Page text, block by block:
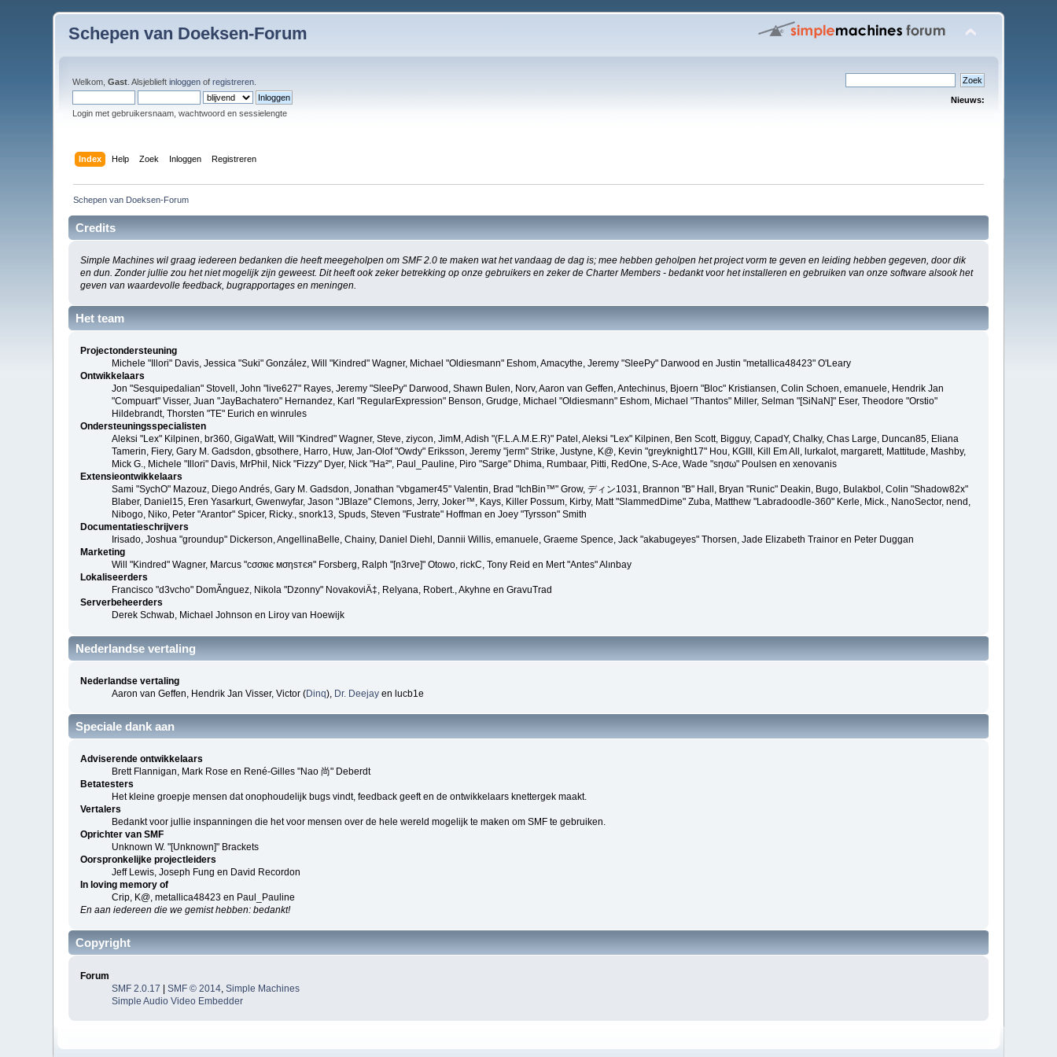
Schepen van Doeksen-Forum
Welkom,Gast . Alsjeblieftinloggen ofregistreren
Login met gebruikersnaam, wachtwoord en sessielengte
Nieuws:
Index Help Zoek Inloggen Registreren
Schepen van Doeksen-Forum
Credits
Simple Machines wil graag iedereen bedanken die heeft meegeholpen om SMF 2.0 te maken wat het vandaag de dag is; mee hebben geholpen het project vorm te geven en leiding hebben gegeven, door dik
en dun. Zonder jullie zou het niet mogelijk zijn geweest. Dit heeft ook zeker betrekking op onze gebruikers en zeker de Charter Members - bedankt voor het installeren en gebruiken van onze software alsook het
geven van waardevolle feedback, bugrapportages en meningen.
Het team
Projectondersteuning
Michele "Illori" Davis, Jessica "Suki" González, Will "Kindred" Wagner, Michael "Oldiesmann" Eshom, Amacythe, Jeremy "SleePy" Darwood en Justin "metallica48423" O'Leary
Ontwikkelaars
Jon "Sesquipedalian" Stovell, John "live627" Rayes, Jeremy "SleePy" Darwood, Shawn Bulen, Norv, Aaron van Geffen, Antechinus, Bjoern "Bloc" Kristiansen, Colin Schoen, emanuele, Hendrik Jan
"Compuart" Visser, Juan "JayBachatero" Hernandez, Karl "RegularExpression" Benson, Grudge, Michael "Oldiesmann" Eshom, Michael "Thantos" Miller, Selman "[SiNaN]" Eser, Theodore "Orstio"
Hildebrandt, Thorsten "TE" Eurich en winrules
Ondersteuningsspecialisten
Aleksi "Lex" Kilpinen, br360, GigaWatt, Will "Kindred" Wagner, Steve, ziycon, JimM, Adish "(F.L.A.M.E.R)" Patel, Aleksi "Lex" Kilpinen, Ben Scott, Bigguy, CapadY, Chalky, Chas Large, Duncan85, Eliana
Tamerin, Fiery, Gary M. Gadsdon, gbsothere, Harro, Huw, Jan-Olof "Owdy" Eriksson, Jeremy "jerm" Strike, Justyne, K@, Kevin "greyknight17" Hou, KGIII, Kill Em All, lurkalot, margarett, Mattitude, Mashby,
Mick G., Michele "Illori" Davis, MrPhil, Nick "Fizzy" Dyer, Nick "Ha²", Paul_Pauline, Piro "Sarge" Dhima, Rumbaar, Pitti, RedOne, S-Ace, Wade "sησω" Poulsen en xenovanis
Extensieontwikkelaars
Sami "SychO" Mazouz, Diego Andrés, Gary M. Gadsdon, Jonathan "vbgamer45" Valentin, Brad "IchBin™" Grow, ディン1031, Brannon "B" Hall, Bryan "Runic" Deakin, Bugo, Bulakbol, Colin "Shadow82x"
Blaber, Daniel15, Eren Yasarkurt, Gwenwyfar, Jason "JBlaze" Clemons, Jerry, Joker™, Kays, Killer Possum, Kirby, Matt "SlammedDime" Zuba, Matthew "Labradoodle-360" Kerle, Mick., NanoSector, nend,
Nibogo, Niko, Peter "Arantor" Spicer, Ricky., snork13, Spuds, Steven "Fustrate" Hoffman en Joey "Tyrsson" Smith
Documentatieschrijvers
Irisado, Joshua "groundup" Dickerson, AngellinaBelle, Chainy, Daniel Diehl, Dannii Willis, emanuele, Graeme Spence, Jack "akabugeyes" Thorsen, Jade Elizabeth Trainor en Peter Duggan
Marketing
Will "Kindred" Wagner, Marcus "cσσкιє мσηѕтєя" Forsberg, Ralph "[n3rve]" Otowo, rickC, Tony Reid en Mert "Antes" Alınbay
Lokaliseerders
Francisco "d3vcho" DomÃ­nguez, Nikola "Dzonny" NovakoviÄ‡, Relyana, Robert., Akyhne en GravuTrad
Serverbeheerders
Derek Schwab, Michael Johnson en Liroy van Hoewijk
Nederlandse vertaling
Nederlandse vertaling
Aaron van Geffen, Hendrik Jan Visser, Victor (Dinq), Dr. Deejay en lucb1e
Speciale dank aan
Adviserende ontwikkelaars
Brett Flannigan, Mark Rose en René-Gilles "Nao 尚" Deberdt
Betatesters
Het kleine groepje mensen dat onophoudelijk bugs vindt, feedback geeft en de ontwikkelaars knettergek maakt.
Vertalers
Bedankt voor jullie inspanningen die het voor mensen over de hele wereld mogelijk te maken om SMF te gebruiken.
Oprichter van SMF
Unknown W. "[Unknown]" Brackets
Oorspronkelijke projectleiders
Jeff Lewis, Joseph Fung en David Recordon
In loving memory of
Crip, K@, metallica48423 en Paul_Pauline
En aan iedereen die we gemist hebben: bedankt!
Copyright
Forum
SMF 2.0.17 |SMF © 2014 ,Simple Machines
Simple Audio Video Embedder